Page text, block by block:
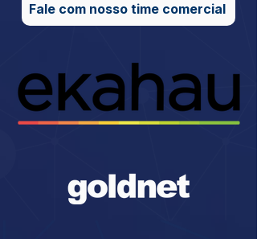
Fale com nosso time comercial